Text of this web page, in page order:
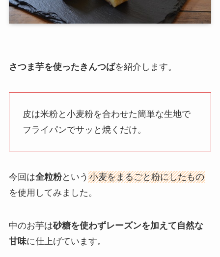
さつま芋を使ったきんつばを紹介します。
皮は米粉と小麦粉を合わせた簡単な生地で
フライパンでサッと焼くだけ。
今回は全粒粉という 小麦をまるごと粉にしたもの
を使用してみました。
中のお芋は砂糖を使わずレーズンを加えて自然な
甘味に仕上げています。